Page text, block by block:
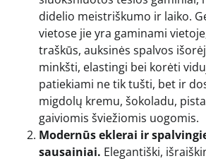
didelio meistriškumo ir laiko.
vietose jie yra gaminami
traškūs, auksinės spalvos
minkšti, elastingi bei korėti
patiekiami ne tik tušti, bet ir
migdolų kremu, šokoladu,
gaiviomis šviežiomis uogomis.
Modernūs eklerai ir
sausainiai. Elegantiški,